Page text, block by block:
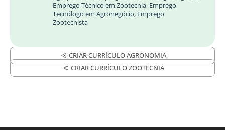
Emprego Técnico em Zootecnia, Emprego
Tecnólogo em Agronegócio, Emprego
Zootecnista
CRIAR CURRÍCULO AGRONOMIA
CRIAR CURRÍCULO ZOOTECNIA